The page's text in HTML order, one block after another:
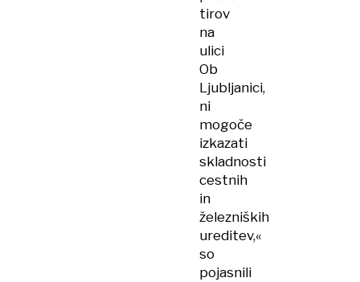
tirov
na
ulici
Ob
Ljubljanici,
ni
mogoče
izkazati
skladnosti
cestnih
in
železniških
ureditev,«
so
pojasnili